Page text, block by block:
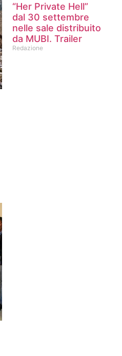
“Her Private Hell”
dal 30 settembre
nelle sale distribuito
da MUBI. Trailer
Redazione